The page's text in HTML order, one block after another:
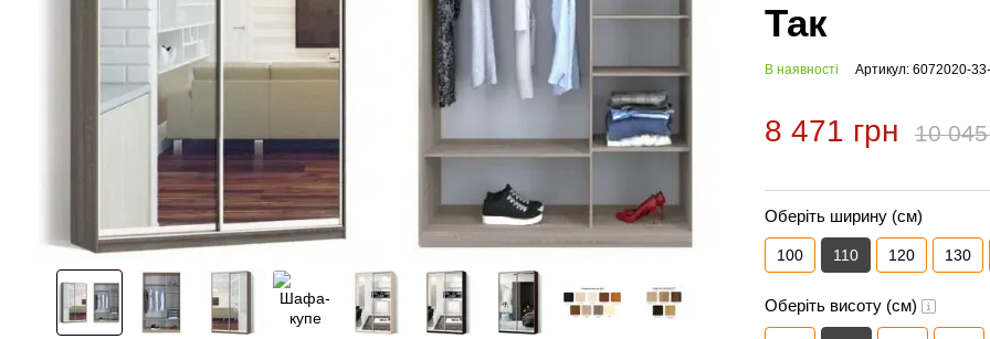
Так
В наявності Артикул: 6072020-
8 471 грн 10
Оберіть ширину (см)
100 110 120 130
Оберіть висоту (см)